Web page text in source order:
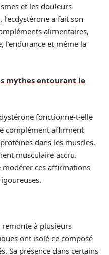
et les douleurs
a fait son
alimentaires,
l’endurance et même la
mythes entourant le
fonctionne-t-elle
complément affirment
dans les muscles,
musculaire accru.
ces affirmations
remonte à plusieurs
ont isolé ce composé
Sa présence dans certains